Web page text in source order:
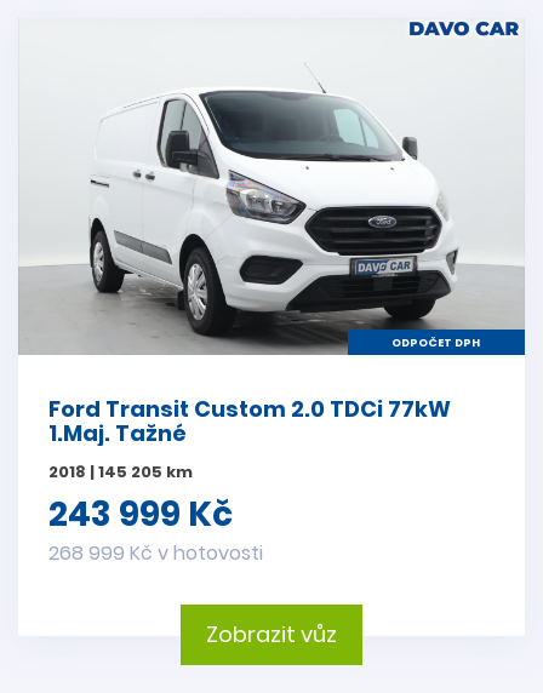
ODPOČET DPH
Ford Transit Custom 2.0 TDCi 77kW
1.Maj. Tažné
2018 | 145 205 km
243 999 Kč
268 999 Kč v hotovosti
Zobrazit vůz